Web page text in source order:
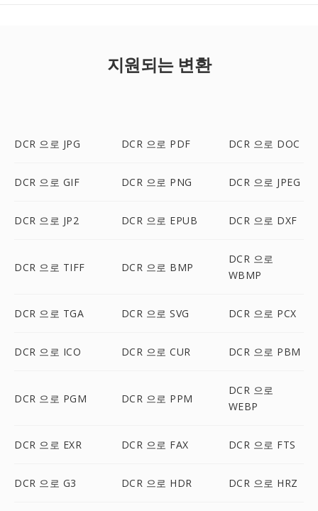
지원되는 변환
DCR 으로 JPG DCR 으로 PDF DCR 으로 DOC
DCR 으로 GIF DCR 으로 PNG DCR 으로 JPEG
DCR 으로 JP2 DCR 으로 EPUB DCR 으로 DXF
DCR 으로 TIFF DCR 으로 BMP
DCR 으로
WBMP
DCR 으로 TGA DCR 으로 SVG DCR 으로 PCX
DCR 으로 ICO DCR 으로 CUR DCR 으로 PBM
DCR 으로 PGM DCR 으로 PPM
DCR 으로
WEBP
DCR 으로 EXR DCR 으로 FAX DCR 으로 FTS
DCR 으로 G3 DCR 으로 HDR DCR 으로 HRZ